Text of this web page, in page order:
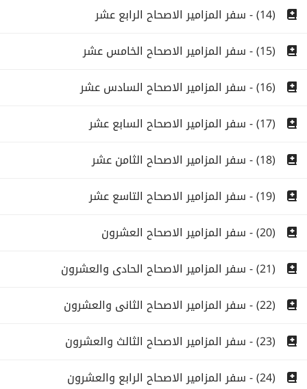
(14) - سفر المزامير الاصحاح الرابع عشر
(15) - سفر المزامير الاصحاح الخامس عشر
(16) - سفر المزامير الاصحاح السادس عشر
(17) - سفر المزامير الاصحاح السابع عشر
(18) - سفر المزامير الاصحاح الثامن عشر
(19) - سفر المزامير الاصحاح التاسع عشر
(20) - سفر المزامير الاصحاح العشرون
(21) - سفر المزامير الاصحاح الحادى والعشرون
(22) - سفر المزامير الاصحاح الثانى والعشرون
(23) - سفر المزامير الاصحاح الثالث والعشرون
(24) - سفر المزامير الاصحاح الرابع والعشرون